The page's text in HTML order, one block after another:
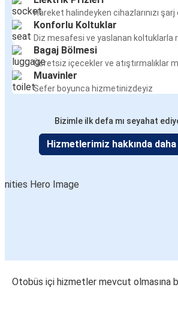
Hareket halindeyken cihazlarınızı şarj
Konforlu Koltuklar
Diz mesafesi ve yaslanan koltuklarla
Bagaj Bölmesi
Ücretsiz içecekler ve atıştırmalıklar
Muavinler
Sefer boyunca hizmetinizdeyiz
Bizimle ilk defa mı seyahat
Hizmetlerimiz hakkında
Otobüs içi hizmetler mevcut olmasına